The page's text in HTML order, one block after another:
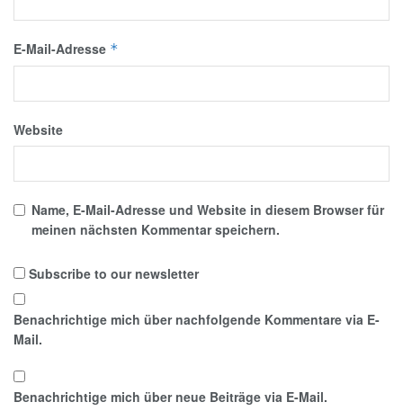
E-Mail-Adresse *
Website
Name, E-Mail-Adresse und Website in diesem Browser für
meinen nächsten Kommentar speichern.
Subscribe to our newsletter
Benachrichtige mich über nachfolgende Kommentare via E-
Mail.
Benachrichtige mich über neue Beiträge via E-Mail.